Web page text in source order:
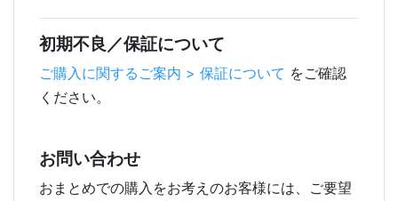
初期不良／保証について
ご購入に関するご案内 > 保証について をご確認
ください。
お問い合わせ
おまとめでの購入をお考えのお客様には、ご要望